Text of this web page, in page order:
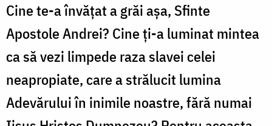
Cine te-a învăţat a grăi aşa, Sfinte
Apostole Andrei? Cine ţi-a luminat mintea
ca să vezi limpede raza slavei celei
neapropiate, care a strălucit lumina
Adevărului în inimile noastre, fără numai